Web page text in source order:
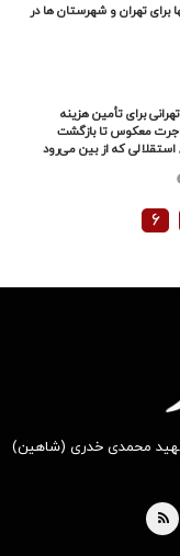
برای تهران و شهرستان ها در
برای تأمین هزینه
معکوس تا بازگشت
استقلالی که از بین می‌رود
۶
شهید محمدی خدری (شاهین)